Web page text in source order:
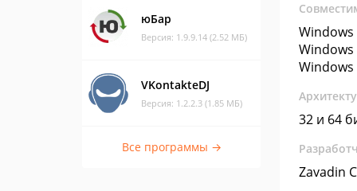
юБар
Версия: 1.9.9.14 (2.52 МБ)
VKontakteDJ
Версия: 1.2.2.3 (1.85 МБ)
Все программы →
Windows
Windows
Windows
32 и 64
Zavadin